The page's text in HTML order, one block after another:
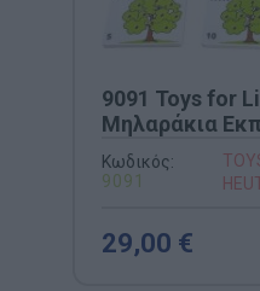
9091 Toys for
Μηλαράκια
Παιχνίδι
Κωδικός:
9091
29,00 €